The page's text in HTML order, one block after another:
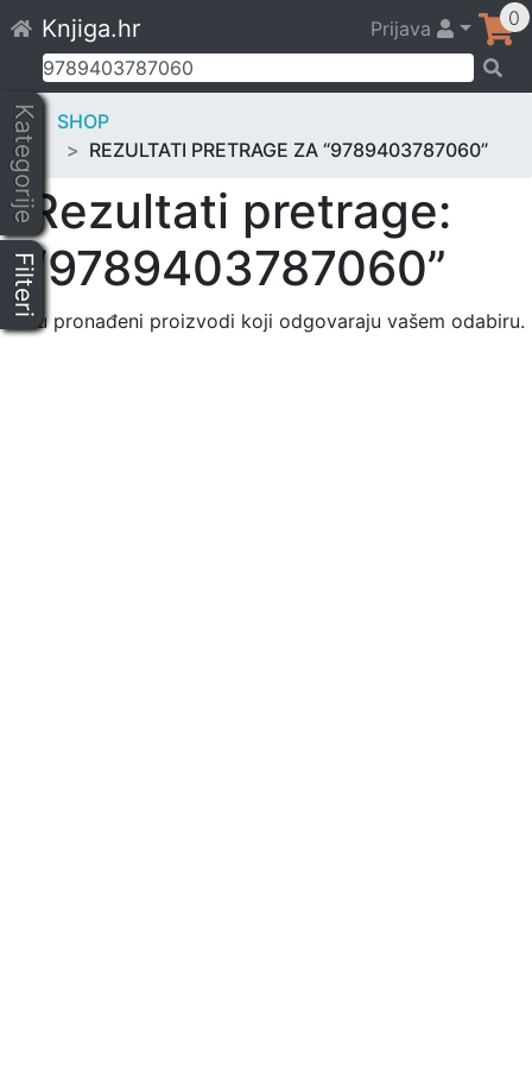
to
content
Knjiga.hr Prijava 0
Pretraži:
Kategorije
Filteri
SHOP
REZULTATI PRETRAGE ZA “9789403787060”
Rezultati pretrage:
“9789403787060”
Nisu pronađeni proizvodi koji odgovaraju vašem odabiru.